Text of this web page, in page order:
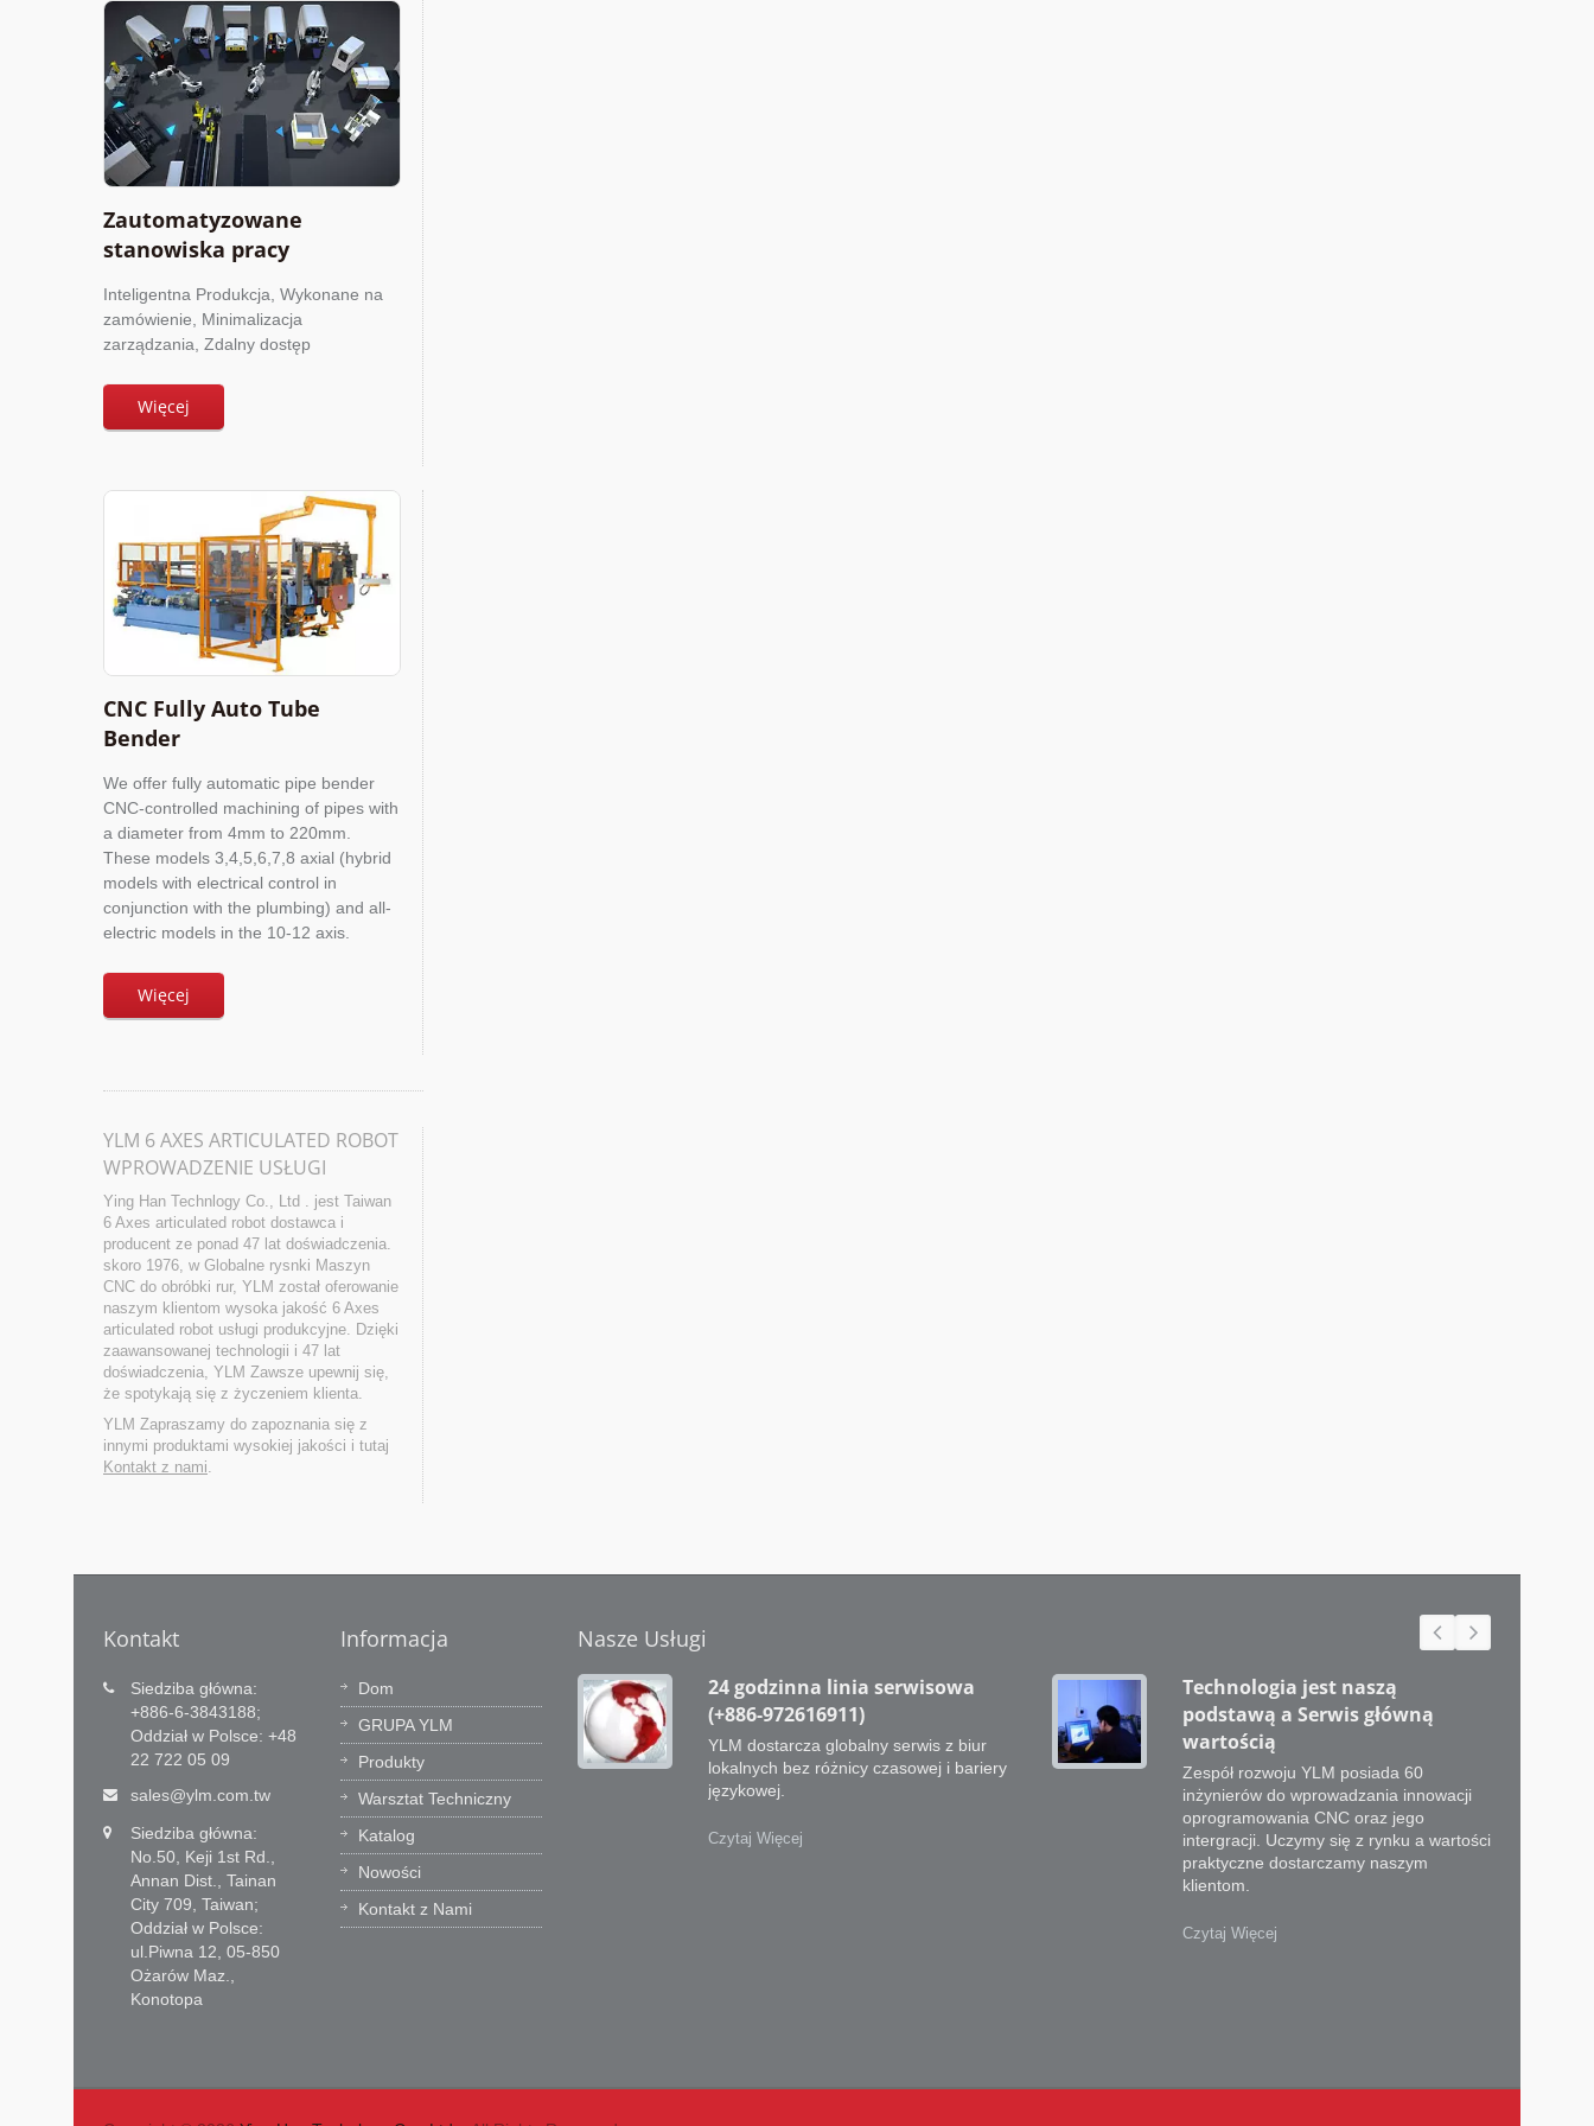
Zautomatyzowane
stanowiska pracy
Inteligentna Produkcja, Wykonane na
zamówienie, Minimalizacja
zarządzania, Zdalny dostęp
Więcej
CNC Fully Auto Tube
Bender
We offer fully automatic pipe bender
CNC-controlled machining of pipes with
a diameter from 4mm to 220mm.
These models 3,4,5,6,7,8 axial (hybrid
models with electrical control in
conjunction with the plumbing) and all-
electric models in the 10-12 axis.
Więcej
YLM 6 AXES ARTICULATED ROBOT
WPROWADZENIE USŁUGI
Ying Han Technlogy Co., Ltd . jest Taiwan
6 Axes articulated robot dostawca i
producent ze ponad 47 lat doświadczenia.
skoro 1976, w Globalne rysnki Maszyn
CNC do obróbki rur, YLM został oferowanie
naszym klientom wysoka jakość 6 Axes
articulated robot usługi produkcyjne. Dzięki
zaawansowanej technologii i 47 lat
doświadczenia, YLM Zawsze upewnij się,
że spotykają się z życzeniem klienta.
YLM Zapraszamy do zapoznania się z
innymi produktami wysokiej jakości i tutaj
Kontakt z nami.
Kontakt
Siedziba główna:
+886-6-3843188;
Oddział w Polsce: +48
22 722 05 09
sales@ylm.com.tw
Siedziba główna:
No.50, Keji 1st Rd.,
Annan Dist., Tainan
City 709, Taiwan;
Oddział w Polsce:
ul.Piwna 12, 05-850
Ożarów Maz.,
Konotopa
Informacja
Dom
GRUPA YLM
Produkty
Warsztat Techniczny
Katalog
Nowości
Kontakt z Nami
Nasze Usługi
Technologia jest naszą
podstawą a Serwis główną
wartością
Zespół rozwoju YLM posiada 60
inżynierów do wprowadzania innowacji
oprogramowania CNC oraz jego
intergracji. Uczymy się z rynku a wartości
praktyczne dostarczamy naszym
klientom.
Czytaj Więcej
24 godzinna linia serwisowa
(+886-972616911)
YLM dostarcza globalny serwis z biur
lokalnych bez różnicy czasowej i bariery
językowej.
Czytaj Więcej
Technologia jest naszą
podstawą a Serwis główną
wartością
Zespół rozwoju YLM posiada 60
inżynierów do wprowadzania innowacji
oprogramowania CNC oraz jego
intergracji. Uczymy się z rynku a wartości
praktyczne dostarczamy naszym
klientom.
Czytaj Więcej